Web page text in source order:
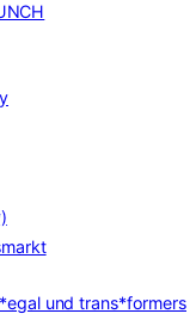
und trans*formers